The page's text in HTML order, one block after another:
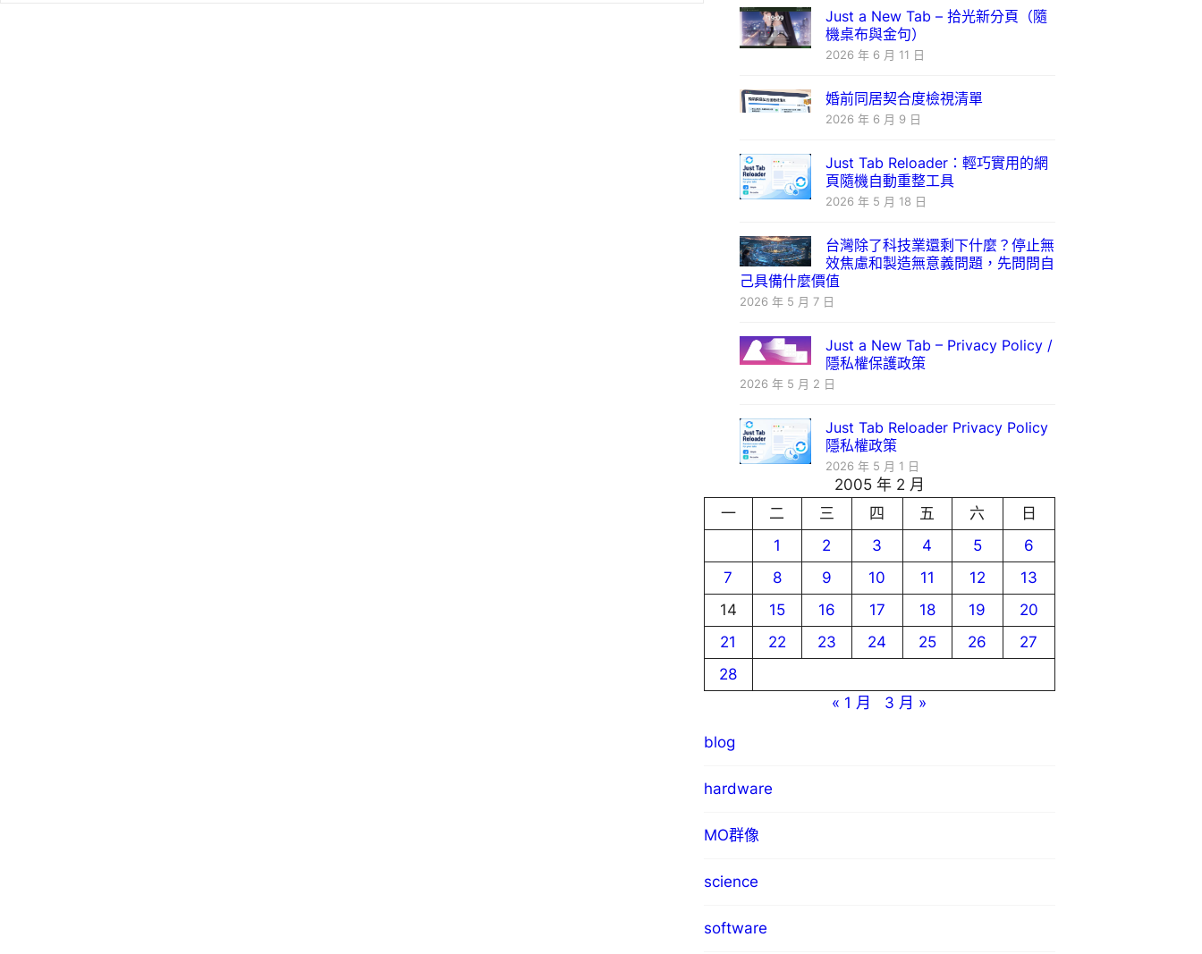
Just a New Tab – 拾光新分頁（隨
機桌布與金句）
2026 年 6 月 11 日
婚前同居契合度檢視清單
2026 年 6 月 9 日
Just Tab Reloader：輕巧實用的網
頁隨機自動重整工具
2026 年 5 月 18 日
台灣除了科技業還剩下什麼？停止無
效焦慮和製造無意義問題，先問問自
己具備什麼價值
2026 年 5 月 7 日
Just a New Tab – Privacy Policy /
隱私權保護政策
2026 年 5 月 2 日
Just Tab Reloader Privacy Policy
隱私權政策
2026 年 5 月 1 日
2005 年 2 月
一
二 三 四 五 六
日
1
2 3 4 5
6
7
8 9 10 11 12
13
14
15 16 17 18 19
20
21
22 23 24 25 26
27
28
« 1 月
3 月 »
blog
hardware
MO群像
science
software